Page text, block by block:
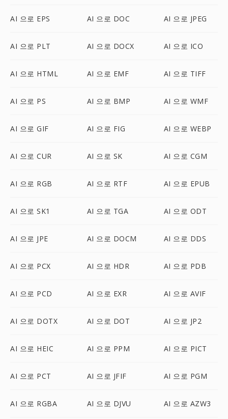
AI 으로 EPS AI 으로 DOC AI 으로 JPEG
AI 으로 PLT AI 으로 DOCX AI 으로 ICO
AI 으로 HTML AI 으로 EMF AI 으로 TIFF
AI 으로 PS AI 으로 BMP AI 으로 WMF
AI 으로 GIF AI 으로 FIG AI 으로 WEBP
AI 으로 CUR AI 으로 SK AI 으로 CGM
AI 으로 RGB AI 으로 RTF AI 으로 EPUB
AI 으로 SK1 AI 으로 TGA AI 으로 ODT
AI 으로 JPE AI 으로 DOCM AI 으로 DDS
AI 으로 PCX AI 으로 HDR AI 으로 PDB
AI 으로 PCD AI 으로 EXR AI 으로 AVIF
AI 으로 DOTX AI 으로 DOT AI 으로 JP2
AI 으로 HEIC AI 으로 PPM AI 으로 PICT
AI 으로 PCT AI 으로 JFIF AI 으로 PGM
AI 으로 RGBA AI 으로 DJVU AI 으로 AZW3